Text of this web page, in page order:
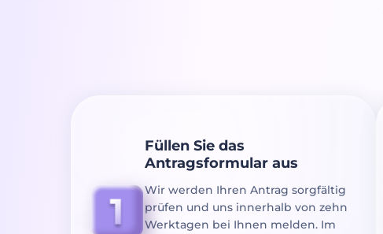
Füllen Sie das
Antragsformular aus
Wir werden Ihren Antrag sorgfältig
prüfen und uns innerhalb von zehn
Werktagen bei Ihnen melden. Im